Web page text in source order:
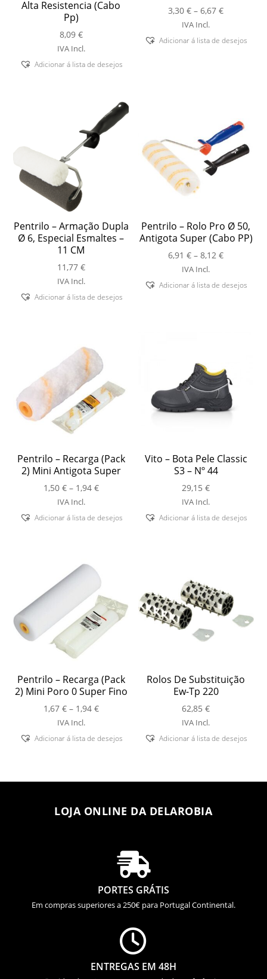
Alta Resistencia (Cabo
Pp)
8,09 €
IVA Incl.
Adicionar á lista de desejos
3,30€ – 6,67€Price
3,30 €
through
IVA Incl.
Adicionar á lista de desejos
Pentrilo – Armação Dupla
Ø 6, Especial Esmaltes –
11 CM
11,77 €
IVA Incl.
Adicionar á lista de desejos
Pentrilo – Rolo Pro Ø 50,
Antigota Super (Cabo PP)
6,91€ – 8,12€Price
6,91 €
through
IVA Incl.
Adicionar á lista de desejos
Pentrilo – Recarga (Pack
2) Mini Antigota Super
1,50 € – 1,94 €Price
1,50 €
through
IVA Incl.
Adicionar á lista de desejos
Vito – Bota Pele Classic
S3 – Nº 44
29,15€
IVA Incl.
Adicionar á lista de desejos
Pentrilo – Recarga (Pack
2) Mini Poro 0 Super Fino
1,67 € – 1,94 €Price
through
IVA Incl.
Adicionar á lista de desejos
Rolos De Substituição
Ew-Tp 220
62,85€
IVA Incl.
Adicionar á lista de desejos
LOJA ONLINE DA DELAROBIA

PORTES GRÁTIS
Em compras superiores a 250€ para Portugal Continental.

ENTREGAS EM 48H